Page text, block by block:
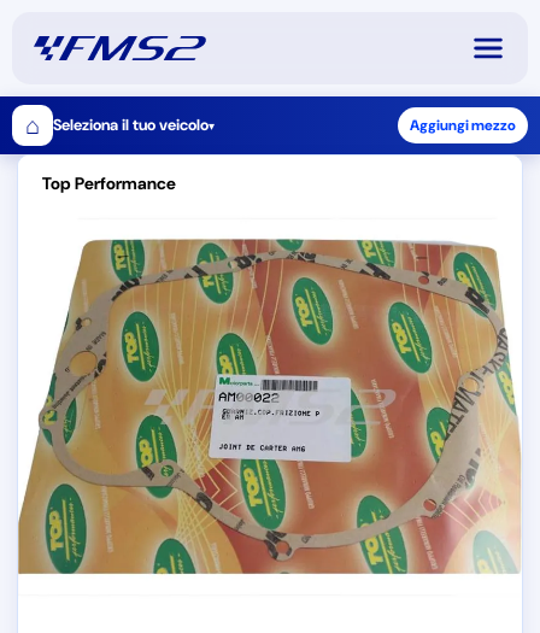
⌂ Seleziona il tuo veicolo▾ Aggiungi mezzo
Top Performance